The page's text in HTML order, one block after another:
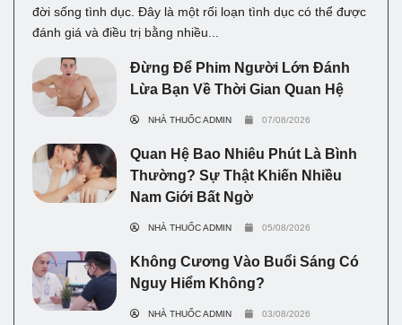
đời sống tình dục. Đây là một rối loạn tình dục có thể được
đánh giá và điều trị bằng nhiều...
Đừng Để Phim Người Lớn Đánh
Lừa Bạn Về Thời Gian Quan Hệ
NHÀ THUỐC ADMIN 07/08/2026
Quan Hệ Bao Nhiêu Phút Là Bình
Thường? Sự Thật Khiến Nhiều
Nam Giới Bất Ngờ
NHÀ THUỐC ADMIN 05/08/2026
Không Cương Vào Buổi Sáng Có
Nguy Hiểm Không?
NHÀ THUỐC ADMIN 03/08/2026